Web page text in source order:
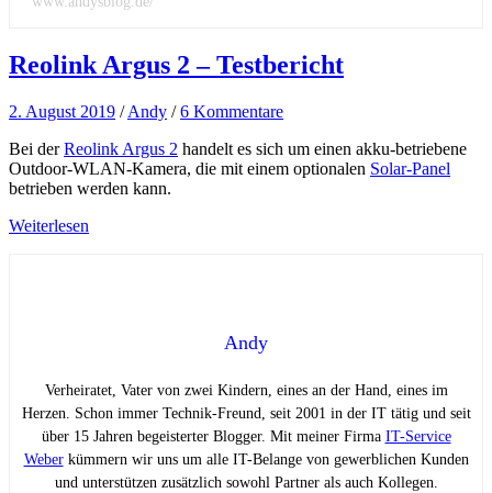
Reolink Argus 2 – Testbericht
2. August 2019 /Andy /6 Kommentare
Bei derReolink Argus 2 handelt es sich um einen akku-betriebene
Outdoor-WLAN-Kamera, die mit einem optionalen Solar-Panel
betrieben werden kann.
Weiterlesen
Andy
Verheiratet, Vater von zwei Kindern, eines an der Hand, eines im
Herzen. Schon immer Technik-Freund, seit 2001 in der IT tätig und seit
über 15 Jahren begeisterter Blogger. Mit meiner Firma IT-Service
Weberkümmern wir uns um alle IT-Belange von gewerblichen Kunden
und unterstützen zusätzlich sowohl Partner als auch Kollegen.